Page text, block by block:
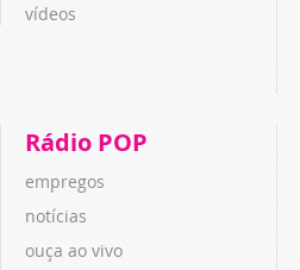
vídeos
Rádio POP
empregos
notícias
ouça ao vivo